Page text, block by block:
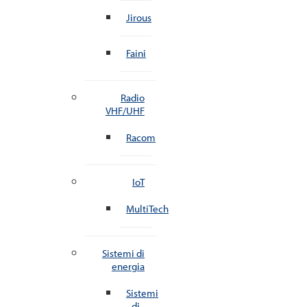
Jirous
Faini
Radio
VHF/UHF
Racom
IoT
MultiTech
Sistemi di
energia
Sistemi